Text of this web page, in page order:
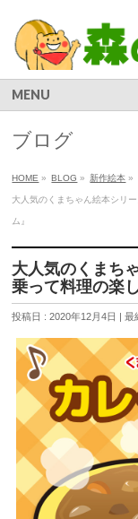
MENU
ブログ
HOME » BLOG » 新作絵本 »
大人気のくまちゃん絵本シリ
ム』
大人気のくまち
乗って料理の楽
投稿日 : 2020年12月4日 最